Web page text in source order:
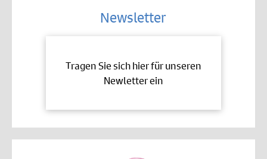
Newsletter
Tragen Sie sich hier für unseren
Newletter ein